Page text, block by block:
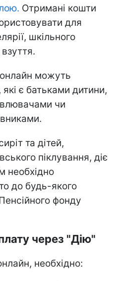
Отримані кошти
для
шкільного
можуть
є батьками дитини,
чи
та дітей,
піклування, діє
необхідно
до будь-якого
фонду
через "Дію"
необхідно: